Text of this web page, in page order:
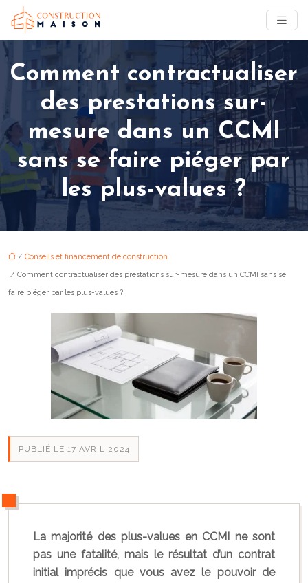
Comment contractualiser
des prestations sur-
mesure dans un CCMI
sans se faire piéger par
les plus-values ?
/ Conseils et financement de construction
/ Comment contractualiser des prestations sur-mesure dans un CCMI sans se
faire piéger par les plus-values ?
PUBLIÉ LE 17 AVRIL 2024
La majorité des plus-values en CCMI ne sont
pas une fatalité, mais le résultat d’un contrat
initial imprécis que vous avez le pouvoir de